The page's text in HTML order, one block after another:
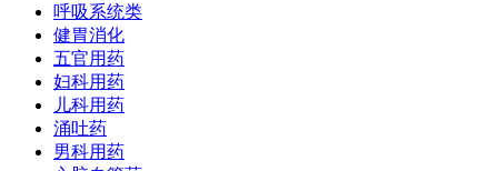
呼吸系统类
健胃消化
五官用药
妇科用药
儿科用药
涌吐药
男科用药